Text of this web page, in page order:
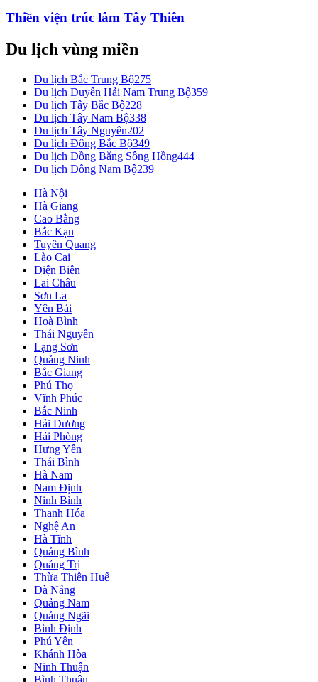
Thiền viện trúc lâm Tây Thiên
Du lịch vùng miền
Du lịch Bắc Trung Bộ275
Du lịch Duyên Hải Nam Trung Bộ359
Du lịch Tây Bắc Bộ228
Du lịch Tây Nam Bộ338
Du lịch Tây Nguyên202
Du lịch Đông Bắc Bộ349
Du lịch Đồng Bằng Sông Hồng444
Du lịch Đông Nam Bộ239
Hà Nội
Hà Giang
Cao Bằng
Bắc Kạn
Tuyên Quang
Lào Cai
Điện Biên
Lai Châu
Sơn La
Yên Bái
Hoà Bình
Thái Nguyên
Lạng Sơn
Quảng Ninh
Bắc Giang
Phú Thọ
Vĩnh Phúc
Bắc Ninh
Hải Dương
Hải Phòng
Hưng Yên
Thái Bình
Hà Nam
Nam Định
Ninh Bình
Thanh Hóa
Nghệ An
Hà Tĩnh
Quảng Bình
Quảng Trị
Thừa Thiên Huế
Đà Nẵng
Quảng Nam
Quảng Ngãi
Bình Định
Phú Yên
Khánh Hòa
Ninh Thuận
Bình Thuận